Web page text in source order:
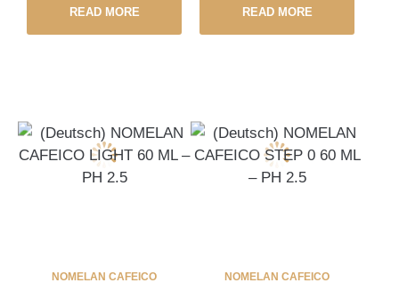
READ MORE READ MORE
NOMELAN CAFEICO NOMELAN CAFEICO